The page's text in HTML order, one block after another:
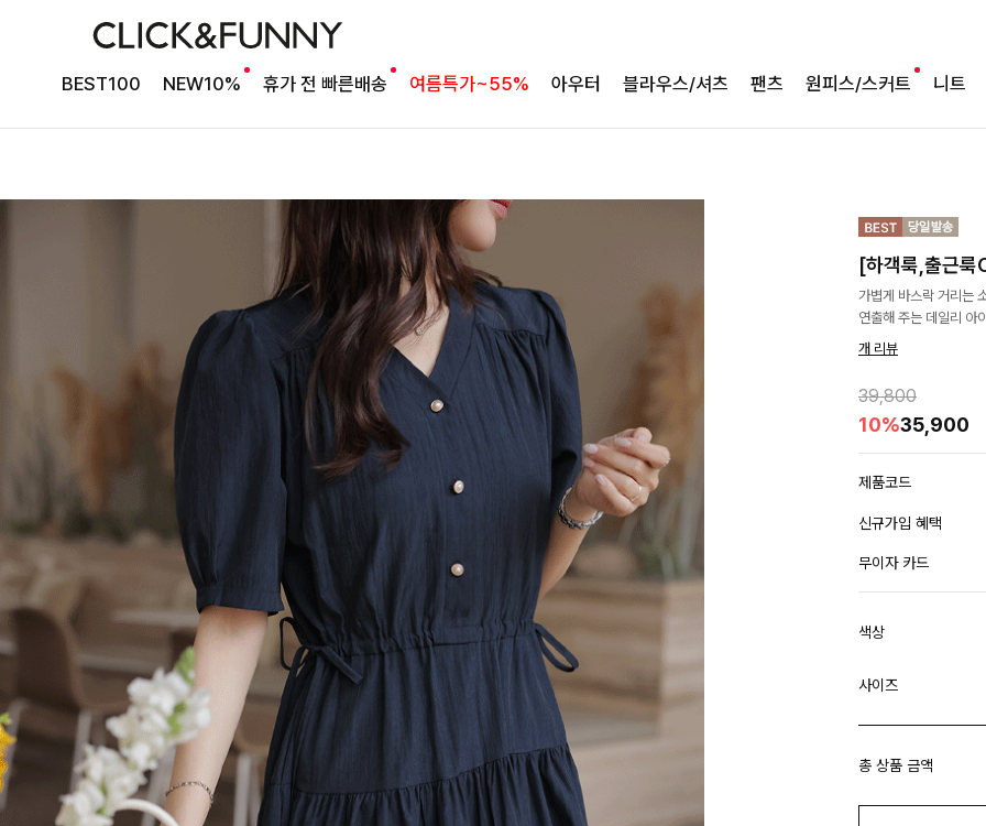
BEST100 NEW10% 휴가 전 빠른배송 여름특가~55% 아우터 블라우스/셔츠 팬츠 원피스/스커트 니트
[하객룩,출근룩
가볍게 바스락 거리는
연출해 주는 데일리 아
개 리뷰
39,800
10%35,900
제품코드
신규가입 혜택
무이자 카드
색상
사이즈
총 상품 금액